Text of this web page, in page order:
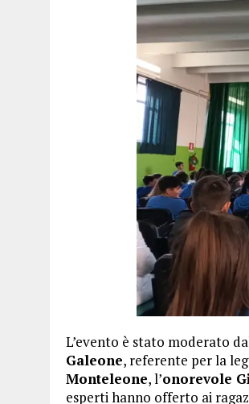
L’evento è stato moderato
Galeone, referente per la
Monteleone, l’onorevole
esperti hanno offerto ai